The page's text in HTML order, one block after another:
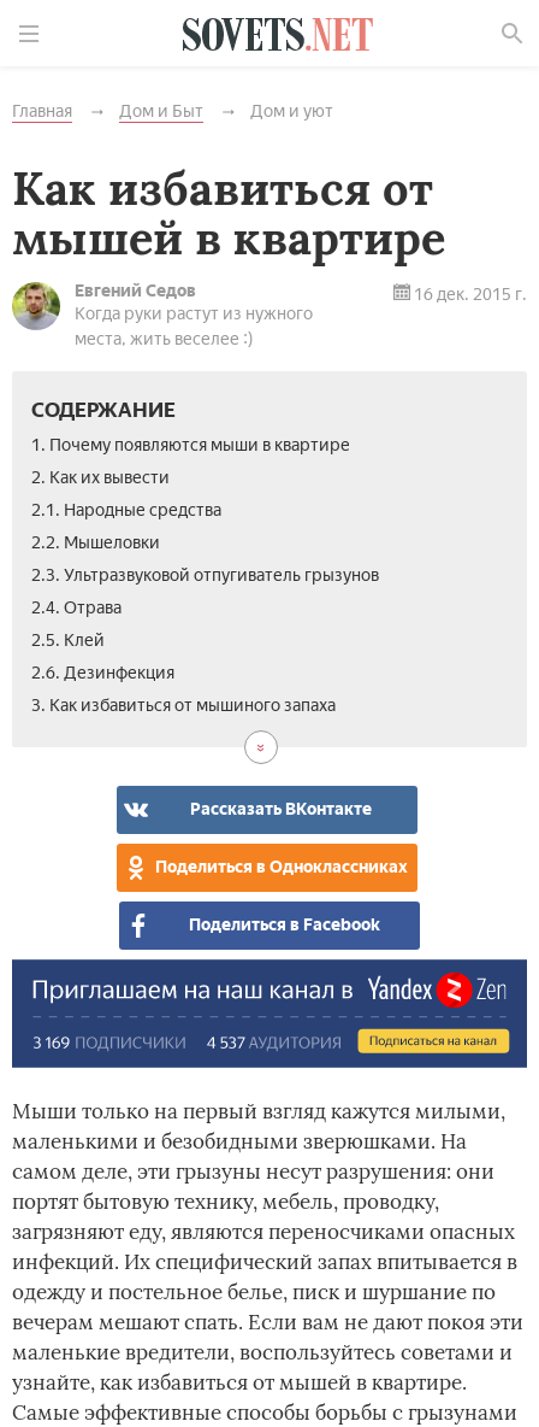
Главная Дом и Быт Дом и уют
Как избавиться от
мышей в квартире
Евгений Седов
Когда руки растут из нужного
места, жить веселее :)
16 дек. 2015 г.
СОДЕРЖАНИЕ
1. Почему появляются мыши в квартире
2. Как их вывести
2.1. Народные средства
2.2. Мышеловки
2.3. Ультразвуковой отпугиватель грызунов
2.4. Отрава
2.5. Клей
2.6. Дезинфекция
3. Как избавиться от мышиного запаха
Рассказать ВКонтакте
Поделиться в Одноклассниках
Поделиться в Facebook
Мыши только на первый взгляд кажутся милыми,
маленькими и безобидными зверюшками. На
самом деле, эти грызуны несут разрушения: они
портят бытовую технику, мебель, проводку,
загрязняют еду, являются переносчиками опасных
инфекций. Их специфический запах впитывается в
одежду и постельное белье, писк и шуршание по
вечерам мешают спать. Если вам не дают покоя эти
маленькие вредители, воспользуйтесь советами и
узнайте, как избавиться от мышей в квартире.
Самые эффективные способы борьбы с грызунами